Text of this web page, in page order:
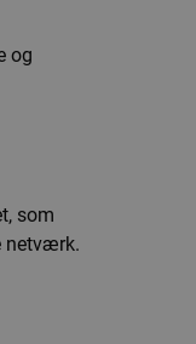
og
som
netværk.